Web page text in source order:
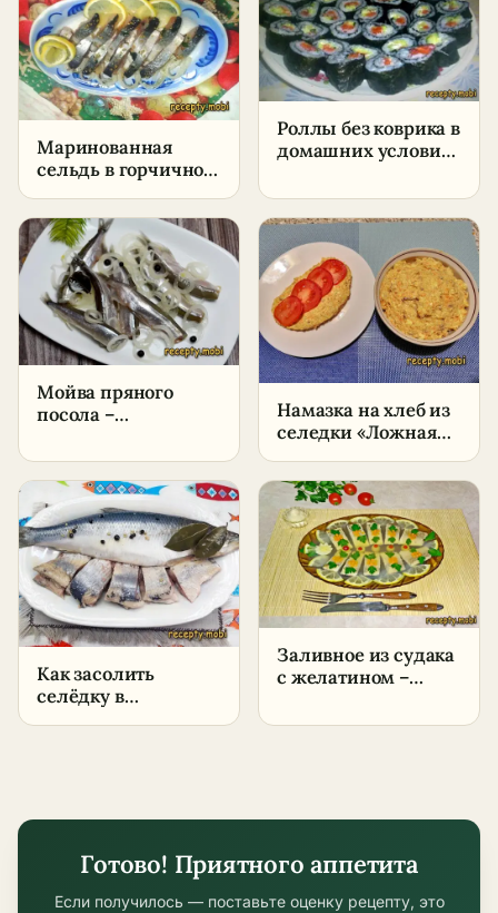
Маринованная
сельдь в горчичном
Роллы без коврика в
домашних условиях
Мойва пряного
посола –
в домашних
условиях
Намазка на хлеб из
селедки «Ложная
рецепт в домашних
условиях
Как засолить
селёдку в
Заливное из судака
с желатином –
в домашних
Готово! Приятного аппетита
Если получилось — поставьте оценку рецепту, это